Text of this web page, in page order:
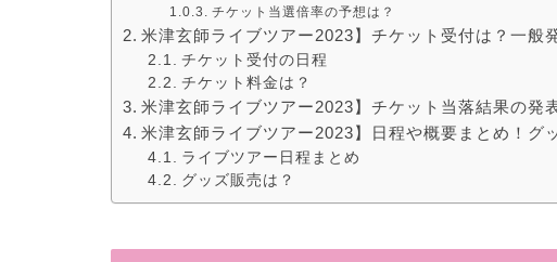
チケット当選倍率の予想は？
米津玄師ライブツアー2023】チケット受付は？一般
チケット受付の日程
チケット料金は？
米津玄師ライブツアー2023】チケット当落結果の発
米津玄師ライブツアー2023】日程や概要まとめ！グ
ライブツアー日程まとめ
グッズ販売は？